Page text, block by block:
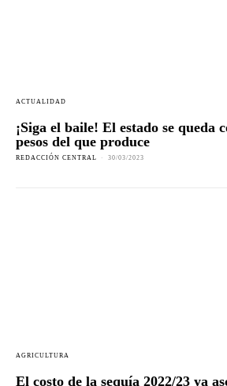
ACTUALIDAD
¡Siga el baile! El estado se queda
pesos del que produce
REDACCIÓN CENTRAL - 30/03/2023
AGRICULTURA
El costo de la sequía 2022/23 ya